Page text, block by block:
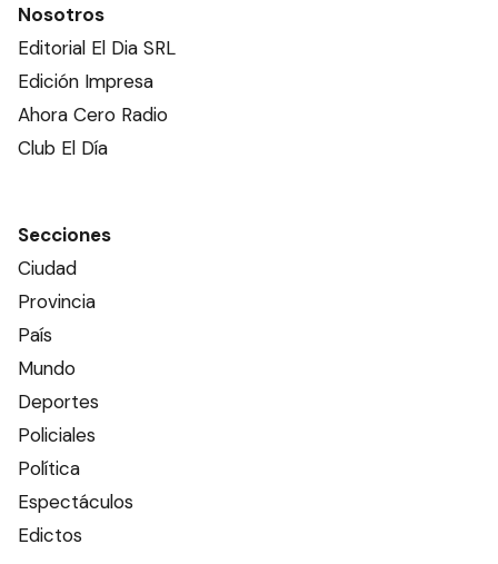
Nosotros
Editorial El Dia SRL
Edición Impresa
Ahora Cero Radio
Club El Día
Secciones
Ciudad
Provincia
País
Mundo
Deportes
Policiales
Política
Espectáculos
Edictos